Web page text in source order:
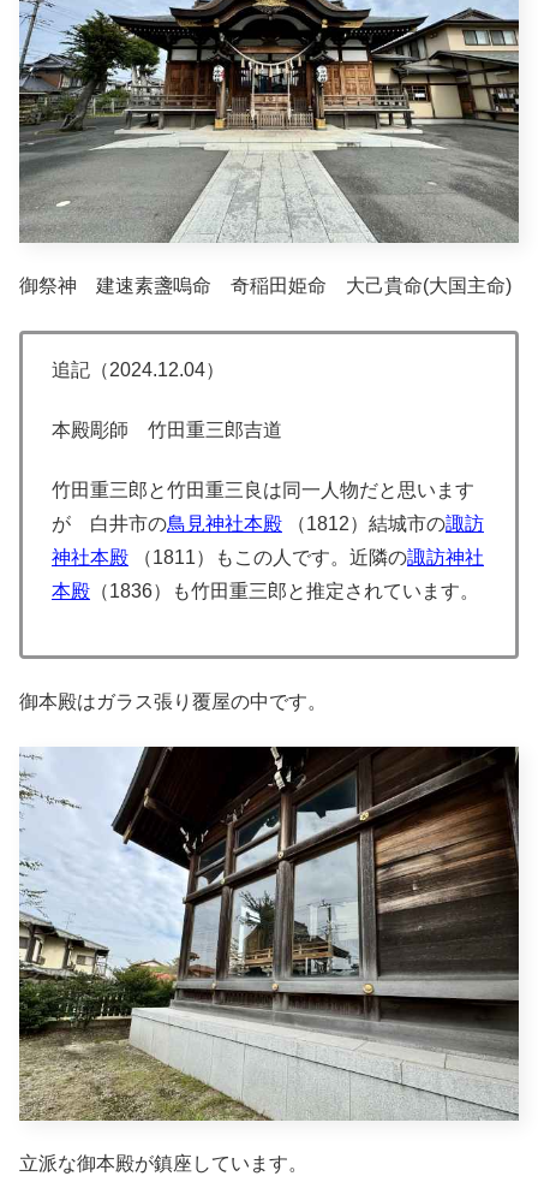
御祭神 建速素盞嗚命 奇稲田姫命 大己貴命(大国主命)
追記（2024.12.04）
本殿彫師 竹田重三郎吉道
竹田重三郎と竹田重三良は同一人物だと思います
が 白井市の鳥見神社本殿 （1812）結城市の諏訪
神社本殿 （1811）もこの人です。近隣の諏訪神社
本殿 （1836）も竹田重三郎と推定されています。
御本殿はガラス張り覆屋の中です。
立派な御本殿が鎮座しています。